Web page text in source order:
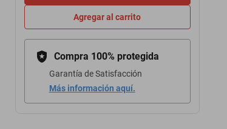
Agregar al carrito
Compra 100% protegida
Garantía de Satisfacción
Más información aquí.